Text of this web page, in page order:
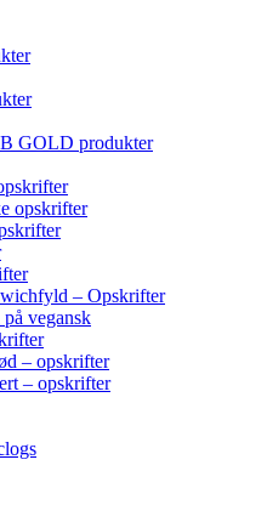
GOLD produkter
opskrifter
– Opskrifter
vegansk
– opskrifter
– opskrifter